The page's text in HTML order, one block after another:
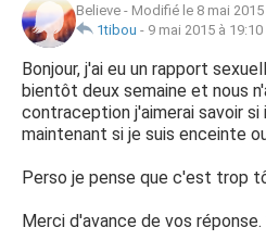
Believe - Modifié le 8 mai 2015
1tibou - 9 mai 2015 à 19:10
Bonjour, j'ai eu un rapport
bientôt deux semaine et nous
contraception j'aimerai savoir
maintenant si je suis enceinte
Perso je pense que c'est trop
Merci d'avance de vos réponse.